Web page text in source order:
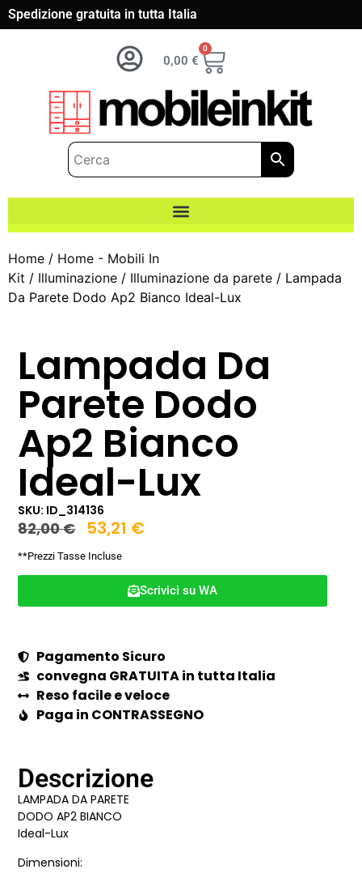
Spedizione gratuita in tutta Italia
0,00 €
0
Home / Home - Mobili In
Kit / Illuminazione / Illuminazione da parete / Lampada
Da Parete Dodo Ap2 Bianco Ideal-Lux
Lampada Da
Parete Dodo
Ap2 Bianco
Ideal-Lux
SKU: ID_314136
82,00€ 53,21 €
**Prezzi Tasse Incluse
Scrivici su WA
Pagamento Sicuro
convegna GRATUITA in tutta Italia
Reso facile e veloce
Paga in CONTRASSEGNO
Descrizione
LAMPADA DA PARETE
DODO AP2 BIANCO
Ideal-Lux
Dimensioni: